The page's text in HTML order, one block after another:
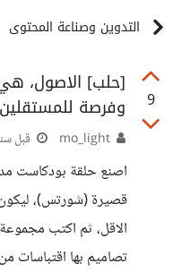
التدوين وصناعة المحتوى
9
[حلب] الاصول،
وفرصة للمستقلين
قبل
اصنع حلقة بودكاست
الاقل، ثم اكتب
تصاميم بها اقتباسات